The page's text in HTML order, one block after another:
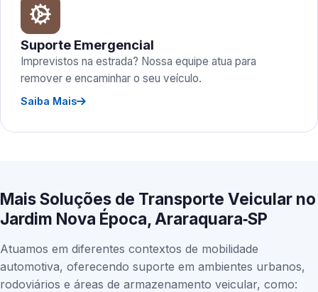
Suporte Emergencial
Imprevistos na estrada? Nossa equipe atua para
remover e encaminhar o seu veículo.
Saiba Mais
Mais Soluções de Transporte Veicular no
Jardim Nova Época, Araraquara‑SP
Atuamos em diferentes contextos de mobilidade
automotiva, oferecendo suporte em ambientes urbanos,
rodoviários e áreas de armazenamento veicular, como: